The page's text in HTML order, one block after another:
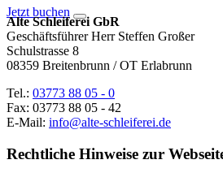
Jetzt buchen
Alte Schleiferei GbR
Geschäftsführer Herr Steffen Großer
Schulstrasse 8
08359 Breitenbrunn / OT Erlabrunn
Tel.: 03773 88 05 - 0
Fax: 03773 88 05 - 42
E-Mail: info@alte-schleiferei.de
Rechtliche Hinweise zur